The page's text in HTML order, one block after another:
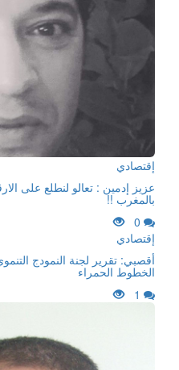
إقتصادي
عزيز إدمين : تعالو لنطلع على
بالمغرب !!
0
إقتصادي
أقصبي: تقرير لجنة النمودج
الخطوط الحمراء
1